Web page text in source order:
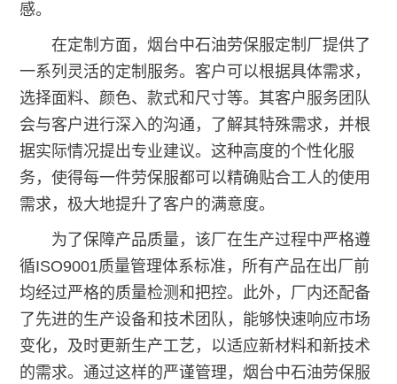
感。
在定制方面，烟台中石油劳保服定制厂提供了
一系列灵活的定制服务。客户可以根据具体需求，
选择面料、颜色、款式和尺寸等。其客户服务团队
会与客户进行深入的沟通，了解其特殊需求，并根
据实际情况提出专业建议。这种高度的个性化服
务，使得每一件劳保服都可以精确贴合工人的使用
需求，极大地提升了客户的满意度。
为了保障产品质量，该厂在生产过程中严格遵
循ISO9001质量管理体系标准，所有产品在出厂前
均经过严格的质量检测和把控。此外，厂内还配备
了先进的生产设备和技术团队，能够快速响应市场
变化，及时更新生产工艺，以适应新材料和新技术
的需求。通过这样的严谨管理，烟台中石油劳保服